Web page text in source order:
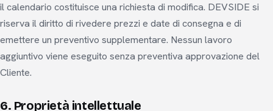
il calendario costituisce una richiesta di modifica. DEVSIDE si
riserva il diritto di rivedere prezzi e date di consegna e di
emettere un preventivo supplementare. Nessun lavoro
aggiuntivo viene eseguito senza preventiva approvazione del
Cliente.
6. Proprietà intellettuale